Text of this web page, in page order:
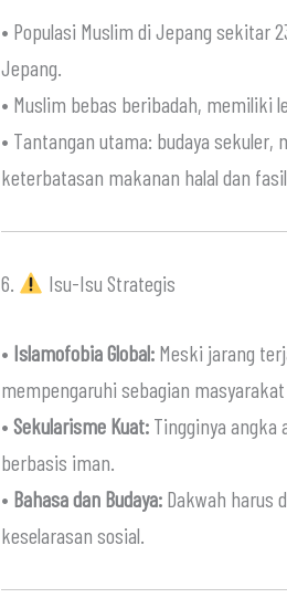
• Populasi Muslim di Jepang sekitar
Jepang.
• Muslim bebas beribadah, memiliki
• Tantangan utama: budaya
keterbatasan makanan halal dan
6. Isu-Isu Strategis
• Islamofobia Global: Meski jarang
mempengaruhi sebagian masyarakat
• Sekularisme Kuat: Tingginya
berbasis iman.
• Bahasa dan Budaya: Dakwah harus
keselarasan sosial.